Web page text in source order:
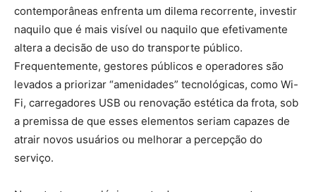
contemporâneas enfrenta um dilema recorrente, investir
naquilo que é mais visível ou naquilo que efetivamente
altera a decisão de uso do transporte público.
Frequentemente, gestores públicos e operadores são
levados a priorizar “amenidades” tecnológicas, como Wi-
Fi, carregadores USB ou renovação estética da frota, sob
a premissa de que esses elementos seriam capazes de
atrair novos usuários ou melhorar a percepção do
serviço.